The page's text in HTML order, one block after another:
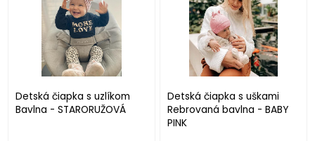
Detská čiapka s uzlíkom
Bavlna - STARORUŽOVÁ
Detská čiapka s uškami
Rebrovaná bavlna - BABY
PINK